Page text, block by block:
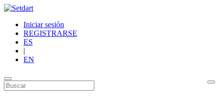
Iniciar sesión
REGISTRARSE
ES
|
EN